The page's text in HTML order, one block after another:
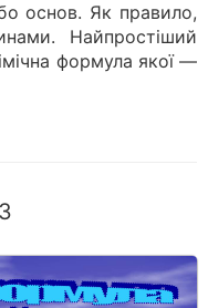
основ. Як правило,
Найпростіший
формула якої —